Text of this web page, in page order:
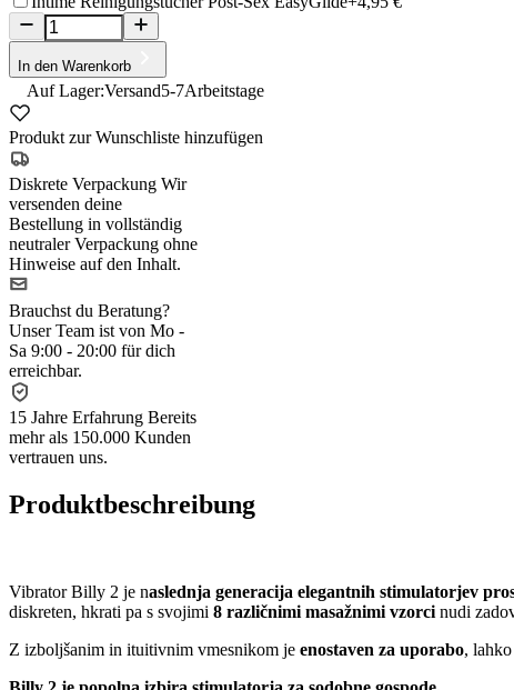
In den Warenkorb
Auf Lager:Versand5-7Arbeitstage
Produkt zur Wunschliste hinzufügen
Diskrete Verpackung Wir
versenden deine
Bestellung in vollständig
neutraler Verpackung ohne
Hinweise auf den Inhalt.
Brauchst du Beratung?
Unser Team ist von Mo -
Sa 9:00 - 20:00 für dich
erreichbar.
15 Jahre Erfahrung Bereits
mehr als 150.000 Kunden
vertrauen uns.
Produktbeschreibung
Vibrator Billy 2 je naslednja generacija elegantnih stimulatorjev
diskreten, hkrati pa s svojimi 8 različnimi masažnimi vzorci nudi
Z izboljšanim in ituitivnim vmesnikom je enostaven za uporabo,